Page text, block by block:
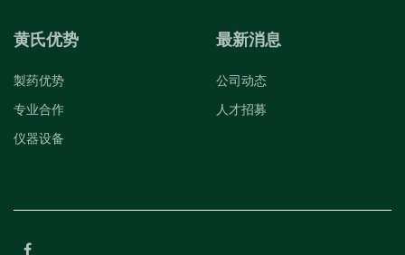
黄氏优势
製药优势
专业合作
仪器设备
最新消息
公司动态
人才招募